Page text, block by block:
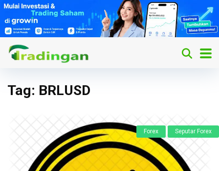
Tag: BRLUSD
Forex Seputar Forex